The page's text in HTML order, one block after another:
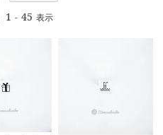
1 - 45 表示